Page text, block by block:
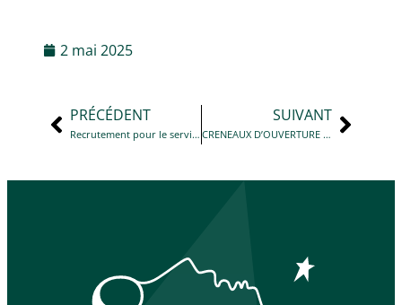
2 mai 2025
PRÉCÉDENT
Recrutement pour le service technique
SUIVANT
CRENEAUX D’OUVERTURE SUPPLEMENTAIRES DE L’ACCUEIL DE LA MAIRIE